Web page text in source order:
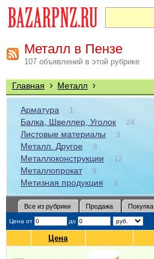
Металл в Пензе
107 объявлений в этой рубрике
Главная › Металл ›
Арматура 1
Балка, Швеллер, Уголок 24
Листовые материалы 3
Металл. Другое 3
Металлоконструкции 12
Металлопрокат 9
Метизная продукция 3
Все из рубрики Продажа Покупка
Цена от до
Цена